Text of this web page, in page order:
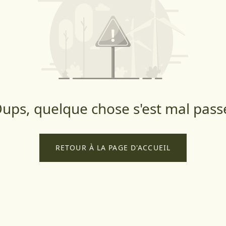
quelque chose s'est mal
RETOUR À LA PAGE D'ACCUEIL